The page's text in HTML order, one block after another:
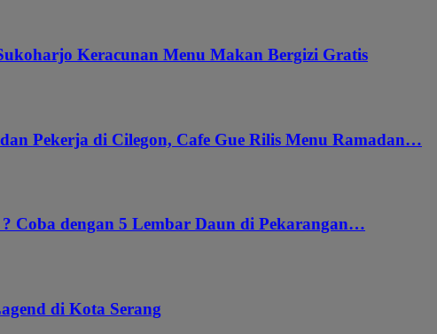
Keracunan Menu Makan Bergizi Gratis
Pekerja di Cilegon, Cafe Gue Rilis Menu Ramadan…
Coba dengan 5 Lembar Daun di Pekarangan…
di Kota Serang